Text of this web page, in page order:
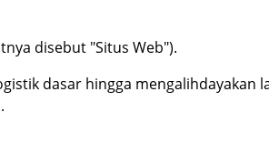
disebut "Situs Web").
dasar hingga